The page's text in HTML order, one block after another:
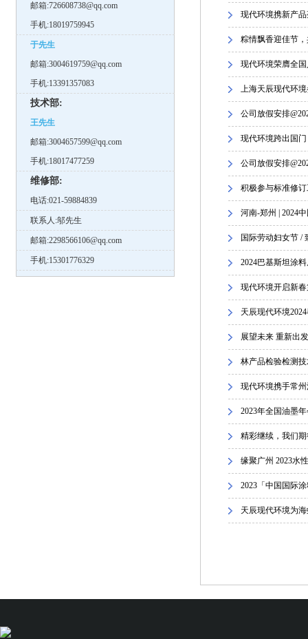
邮箱:726608738@qq.com
手机:18019759945
于先生
邮箱:3004619759@qq.com
手机:13391357083
技术部:
王先生
邮箱:3004657599@qq.com
手机:18017477259
维修部:
电话:021-59884839
联系人:邬先生
邮箱:2298566106@qq.com
手机:15301776329
现代环境携新产
粽情飘香迎佳节
现代环境荣膺全
上海天辰现代环
公司放假安排
现代环境跨出国
公司放假安排
积极参与标准修
河南-郑州 | 2024
国际劳动妇女节 /
2024巴基斯坦涂
现代环境开启新
天辰现代环境
展望未来 重新出
林产品检验检测
现代环境携手常
2023年全国油墨
精彩继续，我们
缘聚广州 2023水
2023「中国国际
天辰现代环境为